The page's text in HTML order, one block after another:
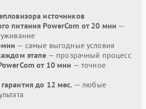
источников
питания PowerCom от 20 мин —
— самые выгодные условия
этапе — прозрачный процесс
от 10 мин — точное
до 12 мес. — любые